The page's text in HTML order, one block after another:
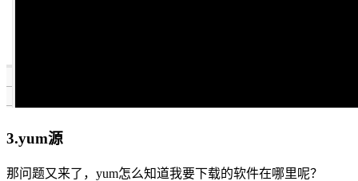
3.yum源
那问题又来了，yum怎么知道我要下载的软件在哪里呢？